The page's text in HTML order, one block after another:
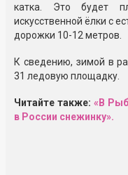
катка. Это будет
искусственной ёлки с
дорожки 10-12 метров.
К сведению, зимой в
31 ледовую площадку.
Читайте также: «В
в России снежинку».